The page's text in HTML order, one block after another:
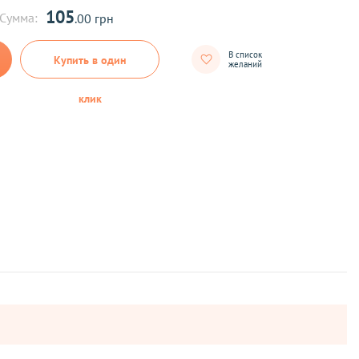
Сумма: 105.00 грн
Купить в один
клик
В список
желаний